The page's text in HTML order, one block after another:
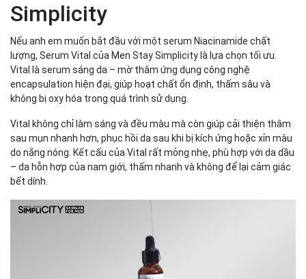
Simplicity
Nếu anh em muốn bắt đầu với một serum Niacinamide chất
lượng, Serum Vital của Men Stay Simplicity là lựa chọn tối ưu.
Vital là serum sáng da – mờ thâm ứng dụng công nghệ
encapsulation hiện đại, giúp hoạt chất ổn định, thấm sâu và
không bị oxy hóa trong quá trình sử dụng.
Vital không chỉ làm sáng và đều màu mà còn giúp cải thiện thâm
sau mụn nhanh hơn, phục hồi da sau khi bị kích ứng hoặc xỉn màu
do nắng nóng. Kết cấu của Vital rất mỏng nhẹ, phù hợp với da dầu
– da hỗn hợp của nam giới, thấm nhanh và không để lại cảm giác
bết dính.